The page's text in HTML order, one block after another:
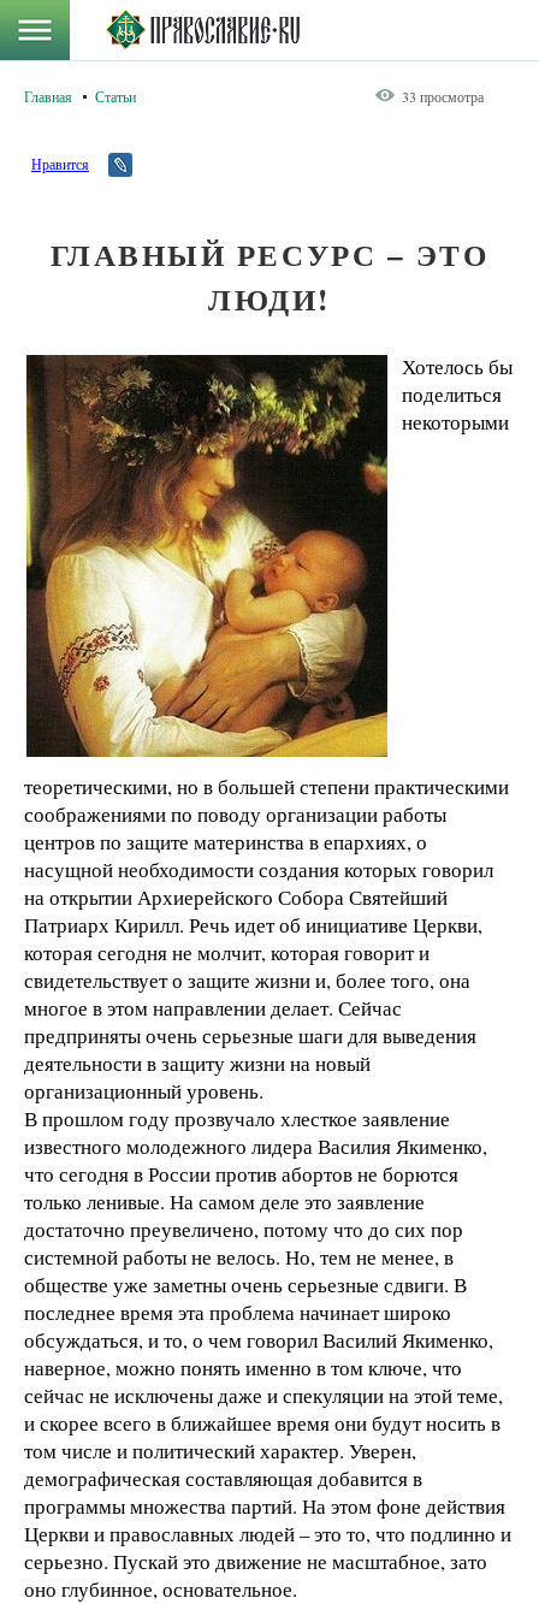
Главная Статьи 33 просмотра
Нравится
ГЛАВНЫЙ РЕСУРС – ЭТО
ЛЮДИ!
Хотелось бы
поделиться
некоторыми
теоретическими, но в большей степени практическими
соображениями по поводу организации работы
центров по защите материнства в епархиях, о
насущной необходимости создания которых говорил
на открытии Архиерейского Собора Святейший
Патриарх Кирилл. Речь идет об инициативе Церкви,
которая сегодня не молчит, которая говорит и
свидетельствует о защите жизни и, более того, она
многое в этом направлении делает. Сейчас
предприняты очень серьезные шаги для выведения
деятельности в защиту жизни на новый
организационный уровень.
В прошлом году прозвучало хлесткое заявление
известного молодежного лидера Василия Якименко,
что сегодня в России против абортов не борются
только ленивые. На самом деле это заявление
достаточно преувеличено, потому что до сих пор
системной работы не велось. Но, тем не менее, в
обществе уже заметны очень серьезные сдвиги. В
последнее время эта проблема начинает широко
обсуждаться, и то, о чем говорил Василий Якименко,
наверное, можно понять именно в том ключе, что
сейчас не исключены даже и спекуляции на этой теме,
и скорее всего в ближайшее время они будут носить в
том числе и политический характер. Уверен,
демографическая составляющая добавится в
программы множества партий. На этом фоне действия
Церкви и православных людей – это то, что подлинно и
серьезно. Пускай это движение не масштабное, зато
оно глубинное, основательное.